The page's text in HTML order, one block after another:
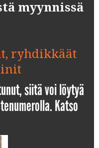
myynnissä
ryhdikkäät
siitä voi löytyä
Katso